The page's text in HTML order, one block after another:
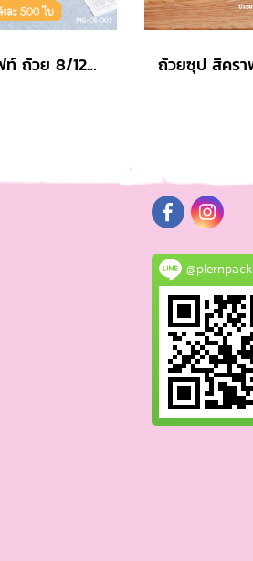
ฝากระดาษคราฟท์ ถ้วย 8/12oz. (เฉพาะฝา)
@plernpack